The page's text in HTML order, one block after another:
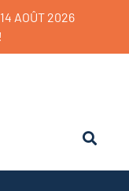
14 AOÛT 2026